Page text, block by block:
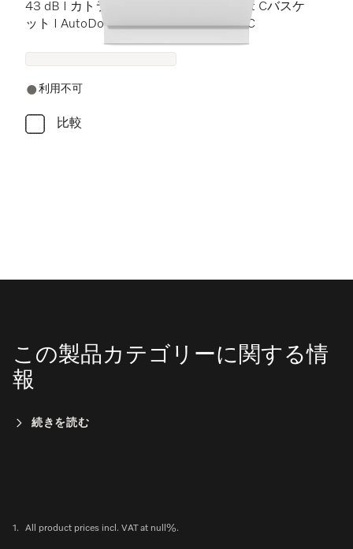
43 dB I カトラリートレイ I ExtraComfort Cバスケ
ット I AutoDos I 高温洗浄・すすぎ 75 °C
利用不可
比較
この製品カテゴリーに関する情
報
続きを読む
1. All product prices incl. VAT at null%.